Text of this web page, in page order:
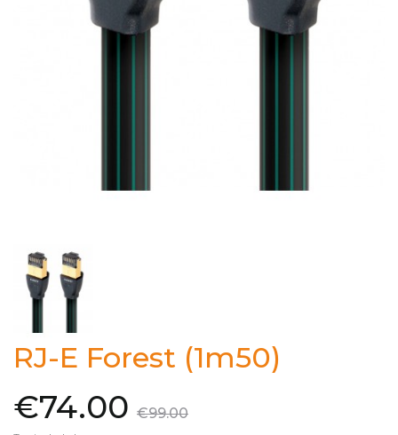
RJ-E Forest (1m50)
€74.00 €99.00